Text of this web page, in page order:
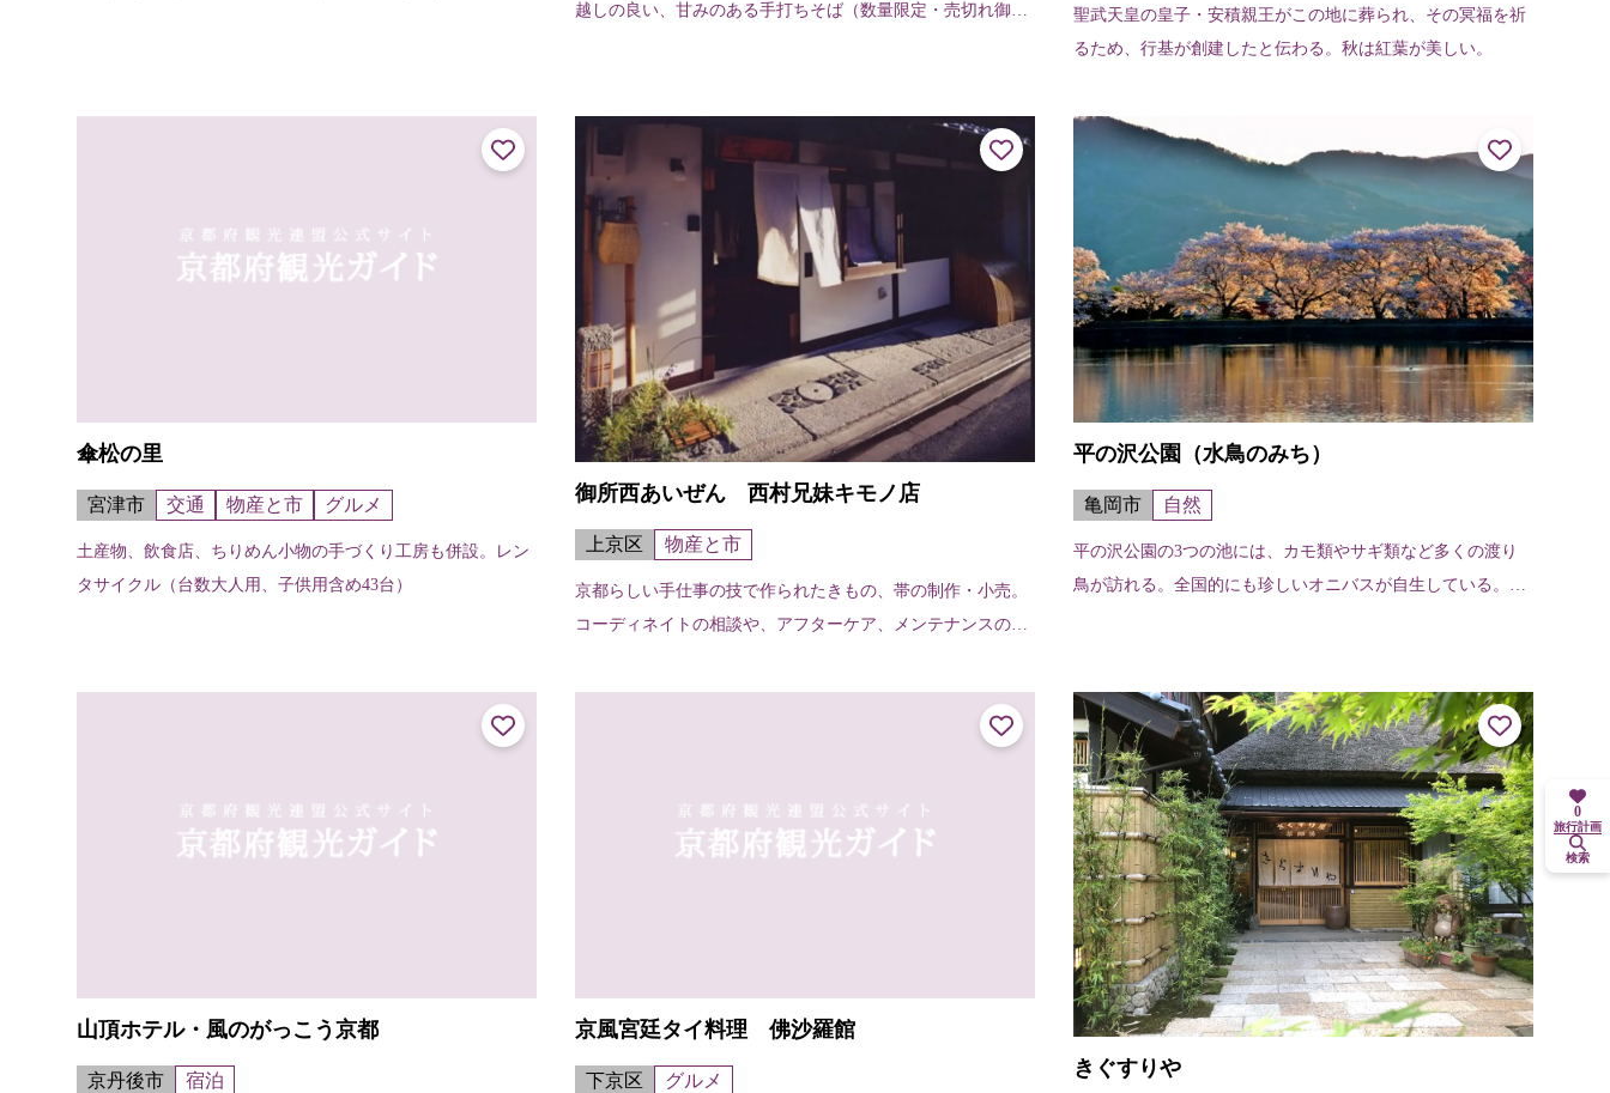
越しの良い、甘みのある手打ちそば（数量限定・売切れ御
聖武天皇の皇子・安積親王がこの地に葬られ、その冥福を祈
るため、行基が創建したと伝わる。秋は紅葉が美しい。
傘松の里
宮津市 交通 物産と市 グルメ
土産物、飲食店、ちりめん小物の手づくり工房も併設。レン
タサイクル（台数大人用、子供用含め43台）
御所西あいぜん 西村兄妹キモノ店
上京区 物産と市
京都らしい手仕事の技で作られたきもの、帯の制作・小売。
コーディネイトの相談や、アフターケア、メンテナンスの相
す。
平の沢公園（水鳥のみち）
亀岡市 自然
平の沢公園の3つの池には、カモ類やサギ類など多くの渡り
鳥が訪れる。全国的にも珍しいオニバスが自生している。周
山頂ホテル・風のがっこう京都
京丹後市 宿泊
京風宮廷タイ料理 佛沙羅館
下京区 グルメ
きぐすりや
0
旅行計画
検索